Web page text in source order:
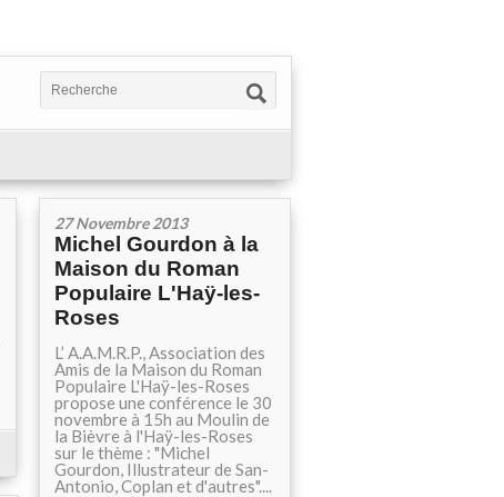
27 Novembre 2013
Michel Gourdon à la
Maison du Roman
Populaire L'Haÿ-les-
Roses
L’ A.A.M.R.P., Association des
Amis de la Maison du Roman
Populaire L'Haÿ-les-Roses
propose une conférence le 30
novembre à 15h au Moulin de
la Bièvre à l'Haÿ-les-Roses
sur le thème : "Michel
Gourdon, Illustrateur de San-
Antonio, Coplan et d'autres"....